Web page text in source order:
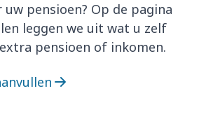
pensioen? Op de pagina
leggen we uit wat u zelf
pensioen of inkomen.